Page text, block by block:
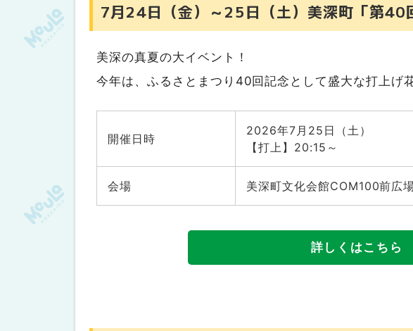
石狩エリア
6月20日（土） 札幌市南区「たきの花火2026」※有料
6月27日（土） 江別市 「10th Anniversary 大輪祭 えべ
7月11日（土） 札幌市南区「T×T GARAGE 第14回真駒
ビックカメラ」※試合観戦チケット必要
7月25日（土）千歳市「千歳市民花火大会」
8月1日（土） 恵庭市「第49回恵庭三四会 納涼花火大会」
8月8日（土） 札幌市中央区「第17回 ばんけい夏まつり
8月13日（木）当別町「第11回とうべつ花火大会」
7月24日（金）～25日（土）美深町「第40
美深の真夏の大イベント！
今年は、ふるさとまつり40回記念として盛大な打上げ
開催日時
2026年7月25日（土）
【打上】20:15～
会場 美深町文化会館COM100前広
詳しくはこちら